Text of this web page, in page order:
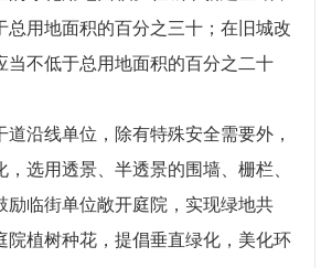
总用地面积的百分之三十；在旧城改
当不低于总用地面积的百分之二十
沿线单位，除有特殊安全需要外，
选用透景、半透景的围墙、栅栏、
励临街单位敞开庭院，实现绿地共
院植树种花，提倡垂直绿化，美化环